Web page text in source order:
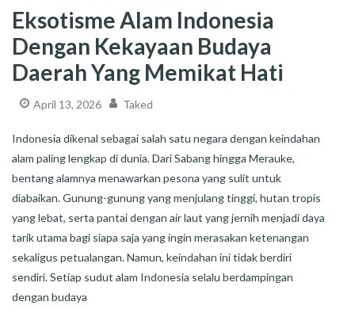
Eksotisme Alam Indonesia
Dengan Kekayaan Budaya
Daerah Yang Memikat Hati
April 13, 2026 Taked
Indonesia dikenal sebagai salah satu negara dengan keindahan
alam paling lengkap di dunia. Dari Sabang hingga Merauke,
bentang alamnya menawarkan pesona yang sulit untuk
diabaikan. Gunung-gunung yang menjulang tinggi, hutan tropis
yang lebat, serta pantai dengan air laut yang jernih menjadi daya
tarik utama bagi siapa saja yang ingin merasakan ketenangan
sekaligus petualangan. Namun, keindahan ini tidak berdiri
sendiri. Setiap sudut alam Indonesia selalu berdampingan
dengan budaya